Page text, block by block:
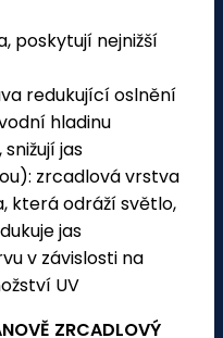
poskytují nejnižší
redukující oslnění
hladinu
jas
zrcadlová vrstva
která odráží světlo,
jas
v závislosti na
UV
ZRCADLOVÝ